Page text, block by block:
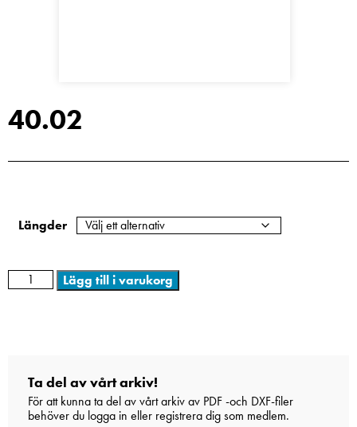
40.02
Längder
Lägg till i varukorg
Ta del av vårt arkiv!
För att kunna ta del av vårt arkiv av PDF -och DXF-filer
behöver du logga in eller registrera dig som medlem.